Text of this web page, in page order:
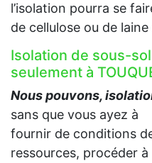
l’isolation pourra se
de cellulose ou de
Isolation de sous-
seulement à
Nous pouvons,
sans que vous ayez à
fournir de conditions
ressources, procéder à